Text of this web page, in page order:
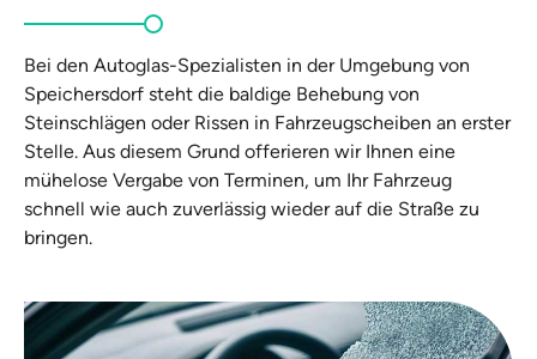
Bei den Autoglas-Spezialisten in der Umgebung von
Speichersdorf steht die baldige Behebung von
Steinschlägen oder Rissen in Fahrzeugscheiben an erster
Stelle. Aus diesem Grund offerieren wir Ihnen eine
mühelose Vergabe von Terminen, um Ihr Fahrzeug
schnell wie auch zuverlässig wieder auf die Straße zu
bringen.